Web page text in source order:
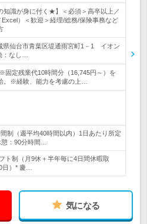
知識が身に付く★】＜必須＞高卒以上／
）＜歓迎＞経理/総務/保険事務など
県仙台市青葉区堤通雨宮町1－1 イオン
：なし…
固定残業代10時間分（16,745円～）を
。※経験、能力を考慮の上…
制（週平均40時間以内）1日あたり所定
：90分時間…
ト制（月9休＋半年毎に4日間休暇取
日）* 慶…
気になる